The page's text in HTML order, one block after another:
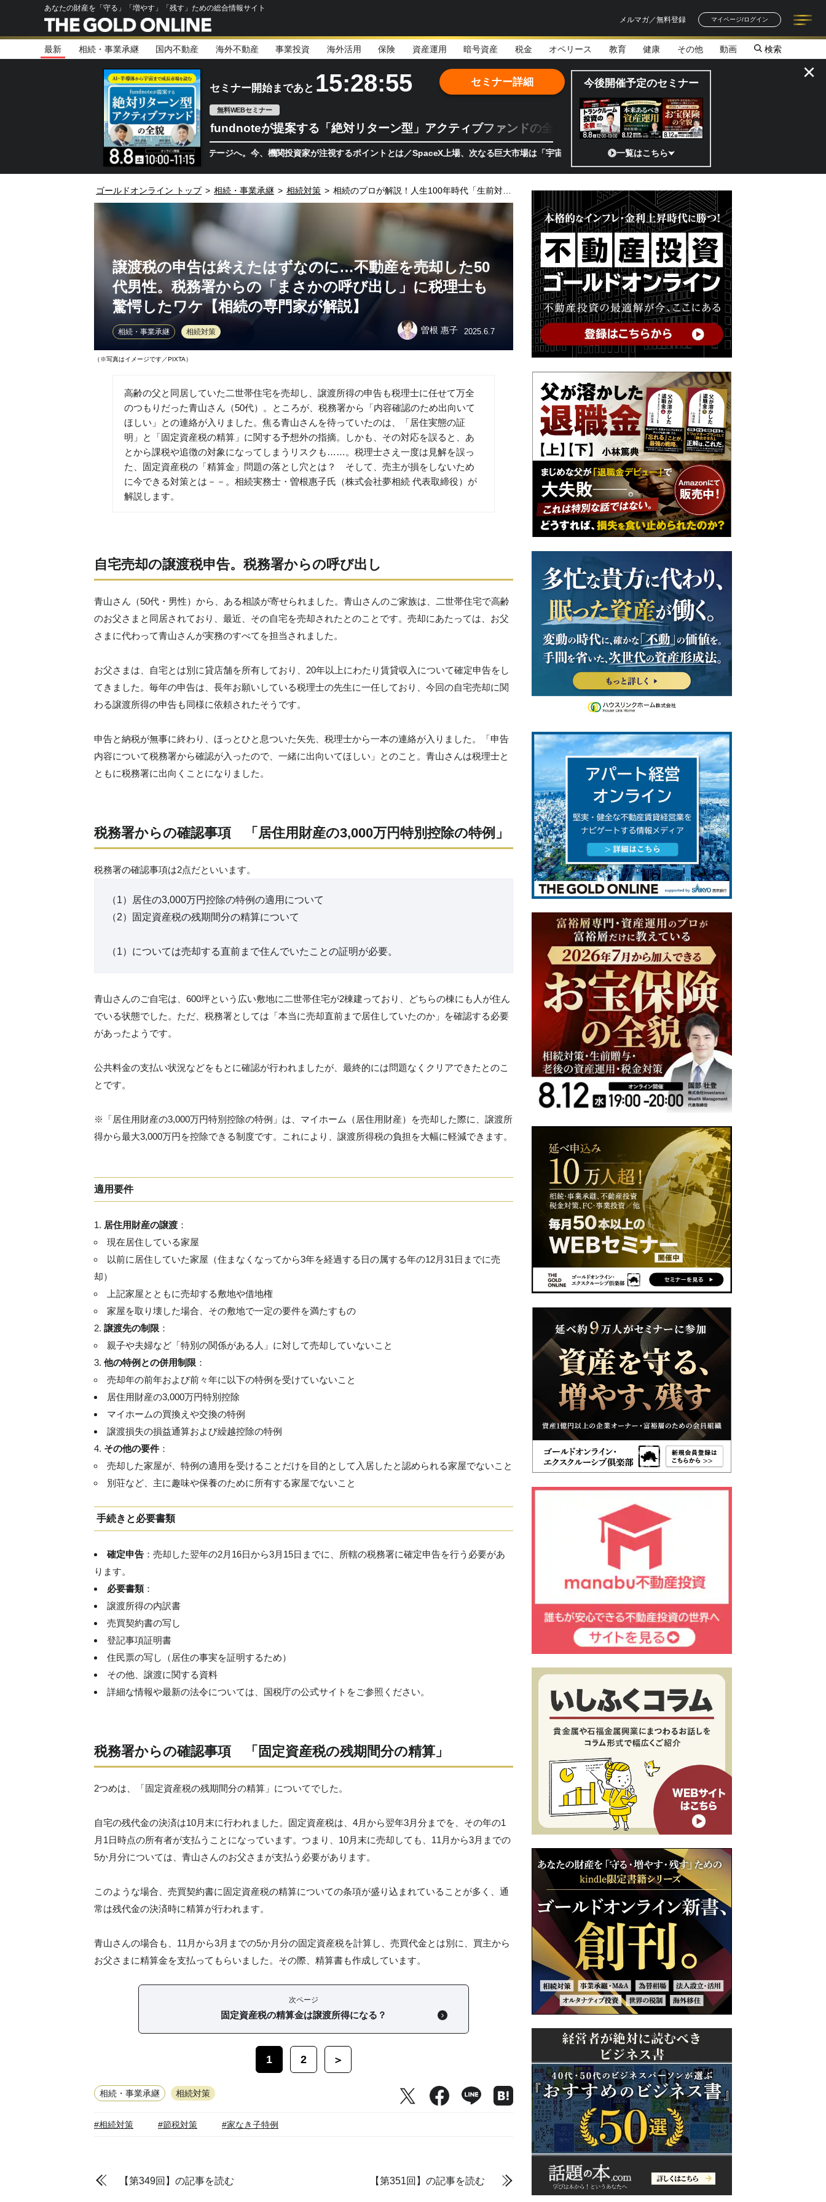
あなたの財産を「守る」「増やす」「残す」ための総合情報サイト
メルマガ／無料登録
マイページ/ログイン
記事一覧
著者一覧
最新 相続・事業承継 国内不動産 海外不動産 事業投資 海外活用 保険 資産運用 暗号資産 税金 オペリース 教育 健康 その他 動画 検索
セミナー開始まであと 15:28:54
無料WEBセミナー
fundnoteが提案する「絶対リターン型」アクティブファンドの全貌
半導体相場は次のステージへ。今、機関投資家が注視するポイントとは／SpaceX上場、次なる巨大市場は「宇宙!?」 日本の宇宙ベンチャーのココがスゴイ！／補助金から実需へ、知られざ
セミナー詳細 今後開催予定のセミナー
一覧はこちら
×
ゴールドオンライン トップ > 相続・事業承継 > 相続対策 >
譲渡税の申告は終えたはずなのに…不動産を売却した50
代男性。税務署からの「まさかの呼び出し」に税理士も
驚愕したワケ【相続の専門家が解説】
相続・事業承継 相続対策 曽根 惠子 2025.6.7
（※写真はイメージです／PIXTA）
高齢の父と同居していた二世帯住宅を売却し、譲渡所得の申告も税理士に任せて万全
のつもりだった青山さん（50代）。ところが、税務署から「内容確認のため出向いて
ほしい」との連絡が入りました。焦る青山さんを待っていたのは、「居住実態の証
明」と「固定資産税の精算」に関する予想外の指摘。しかも、その対応を誤ると、あ
とから課税や追徴の対象になってしまうリスクも……。税理士さえ一度は見解を誤っ
た、固定資産税の「精算金」問題の落とし穴とは？ そして、売主が損をしないため
に今できる対策とは－－。相続実務士・曽根惠子氏（株式会社夢相続 代表取締役）が
解説します。
自宅売却の譲渡税申告。税務署からの呼び出し
青山さん（50代・男性）から、ある相談が寄せられました。青山さんのご家族は、二世帯住宅で高齢
のお父さまと同居されており、最近、その自宅を売却されたとのことです。売却にあたっては、お父
さまに代わって青山さんが実務のすべてを担当されました。
お父さまは、自宅とは別に貸店舗を所有しており、20年以上にわたり賃貸収入について確定申告をし
てきました。毎年の申告は、長年お願いしている税理士の先生に一任しており、今回の自宅売却に関
わる譲渡所得の申告も同様に依頼されたそうです。
申告と納税が無事に終わり、ほっとひと息ついた矢先、税理士から一本の連絡が入りました。「申告
内容について税務署から確認が入ったので、一緒に出向いてほしい」とのこと。青山さんは税理士と
ともに税務署に出向くことになりました。
税務署からの確認事項 「居住用財産の3,000万円特別控除の特例」
税務署の確認事項は2点だといいます。
（1）居住の3,000万円控除の特例の適用について
（2）固定資産税の残期間分の精算について
（1）については売却する直前まで住んでいたことの証明が必要。
青山さんのご自宅は、600坪という広い敷地に二世帯住宅が2棟建っており、どちらの棟にも人が住ん
でいる状態でした。ただ、税務署としては「本当に売却直前まで居住していたのか」を確認する必要
があったようです。
公共料金の支払い状況などをもとに確認が行われましたが、最終的には問題なくクリアできたとのこ
とです。
※「居住用財産の3,000万円特別控除の特例」は、マイホーム（居住用財産）を売却した際に、譲渡所
得から最大3,000万円を控除できる制度です。これにより、譲渡所得税の負担を大幅に軽減できます。
適用要件
居住用財産の譲渡 ：
現在居住している家屋
以前に居住していた家屋（住まなくなってから3年を経過する日の属する年の12月31日までに売
却）
上記家屋とともに売却する敷地や借地権
家屋を取り壊した場合、その敷地で一定の要件を満たすもの
譲渡先の制限 ：
親子や夫婦など「特別の関係がある人」に対して売却していないこと
他の特例との併用制限 ：
売却年の前年および前々年に以下の特例を受けていないこと
居住用財産の3,000万円特別控除
マイホームの買換えや交換の特例
譲渡損失の損益通算および繰越控除の特例
その他の要件：
売却した家屋が、特例の適用を受けることだけを目的として入居したと認められる家屋でないこと
別荘など、主に趣味や保養のために所有する家屋でないこと
手続きと必要書類
確定申告 ：売却した翌年の2月16日から3月15日までに、所轄の税務署に確定申告を行う必要があ
ります。
必要書類：
譲渡所得の内訳書
売買契約書の写し
登記事項証明書
住民票の写し（居住の事実を証明するため）
その他、譲渡に関する資料
詳細な情報や最新の法令については、国税庁の公式サイトをご参照ください。
税務署からの確認事項 「固定資産税の残期間分の精算」
2つめは、「固定資産税の残期間分の精算」についてでした。
自宅の残代金の決済は10月末に行われました。固定資産税は、4月から翌年3月分までを、その年の1
月1日時点の所有者が支払うことになっています。つまり、10月末に売却しても、11月から3月までの
5か月分については、青山さんのお父さまが支払う必要があります。
このような場合、売買契約書に固定資産税の精算についての条項が盛り込まれていることが多く、通
常は残代金の決済時に精算が行われます。
青山さんの場合も、11月から3月までの5か月分の固定資産税を計算し、売買代金とは別に、買主から
お父さまに精算金を支払ってもらいました。その際、精算書も作成しています。
次ページ
固定資産税の精算金は譲渡所得になる？
1 2 ＞
相続・事業承継 相続対策
#相続対策 #節税対策 #家なき子特例
【第349回】の記事を読む 【第351回】の記事を読む